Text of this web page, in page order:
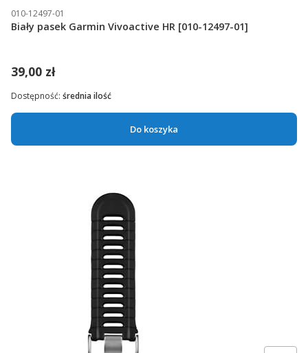
010-12497-01
Biały pasek Garmin Vivoactive HR [010-12497-01]
39,00 zł
Do koszyka
Dostępność: średnia ilość